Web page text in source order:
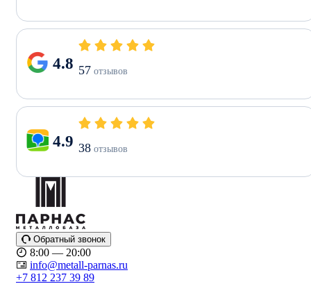
4.8 57 отзывов
4.9 38 отзывов
Обратный звонок
8:00 — 20:00
info@metall-parnas.ru
+7 812 237 39 89